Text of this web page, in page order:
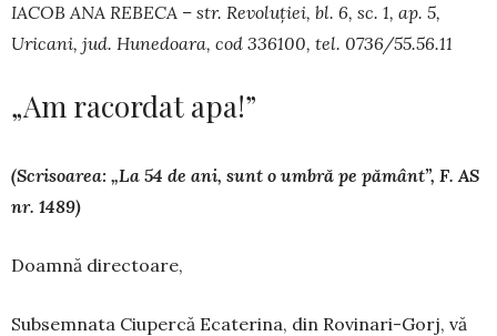
IACOB ANA REBECA – str. Revoluției, bl. 6, sc. 1, ap. 5,
Uricani, jud. Hunedoara, cod 336100, tel. 0736/55.56.11
„Am racordat apa!”
(Scrisoarea: „La 54 de ani, sunt o umbră pe pământ”, F. AS
nr. 1489)
Doamnă directoare,
Subsemnata Ciupercă Ecaterina, din Rovi­nari-Gorj, vă